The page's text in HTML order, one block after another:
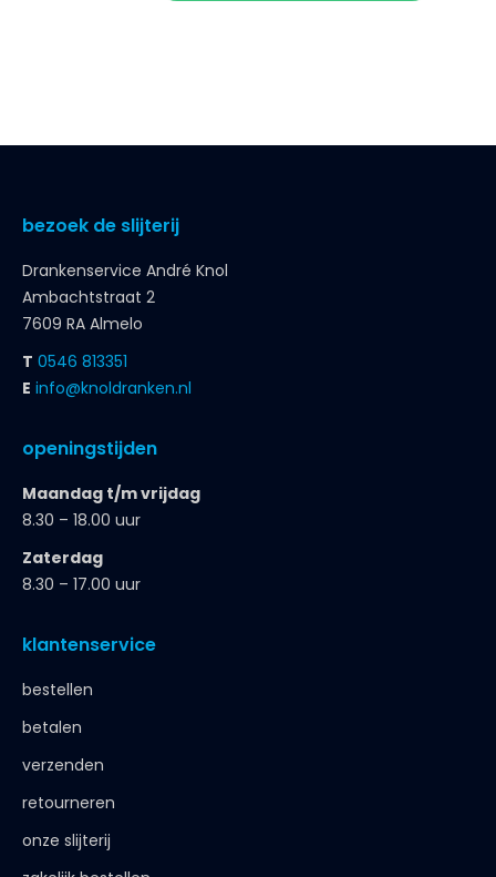
bezoek de slijterij
Drankenservice André Knol
Ambachtstraat 2
7609 RA Almelo
T 0546 813351
E info@knoldranken.nl
openingstijden
Maandag t/m vrijdag
8.30 – 18.00 uur
Zaterdag
8.30 – 17.00 uur
klantenservice
bestellen
betalen
verzenden
retourneren
onze slijterij